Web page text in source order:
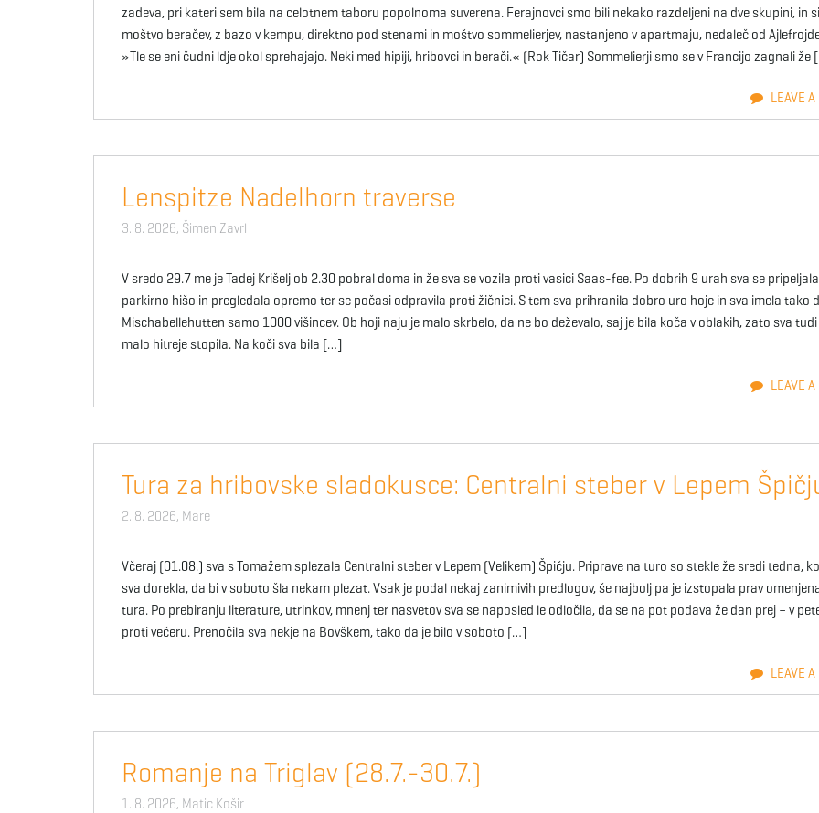
zadeva, pri kateri sem bila na celotnem taboru popolnoma suverena. Ferajnovci smo bili nekako razdeljeni na dve skupini, in
moštvo beračev, z bazo v kempu, direktno pod stenami in moštvo sommelierjev, nastanjeno v apartmaju, nedaleč od
»Tle se eni čudni ldje okol sprehajajo. Neki med hipiji, hribovci in berači.« (Rok Tičar) Sommelierji smo se v Francijo zagnali že
LEAVE A
Lenspitze Nadelhorn traverse
3. 8. 2026, Šimen Zavrl
V sredo 29.7 me je Tadej Krišelj ob 2.30 pobral doma in že sva se vozila proti vasici Saas-fee. Po dobrih 9 urah sva se
parkirno hišo in pregledala opremo ter se počasi odpravila proti žičnici. S tem sva prihranila dobro uro hoje in sva imela tako
Mischabellehutten samo 1000 višincev. Ob hoji naju je malo skrbelo, da ne bo deževalo, saj je bila koča v oblakih, zato sva tudi
malo hitreje stopila. Na koči sva bila […]
LEAVE A
Tura za hribovske sladokusce: Centralni steber v Lepem
2. 8. 2026, Mare
Včeraj (01.08.) sva s Tomažem splezala Centralni steber v Lepem (Velikem) Špičju. Priprave na turo so stekle že sredi tedna, ko
sva dorekla, da bi v soboto šla nekam plezat. Vsak je podal nekaj zanimivih predlogov, še najbolj pa je izstopala prav
tura. Po prebiranju literature, utrinkov, mnenj ter nasvetov sva se naposled le odločila, da se na pot podava že dan prej – v
proti večeru. Prenočila sva nekje na Bovškem, tako da je bilo v soboto […]
LEAVE A
Romanje na Triglav (28.7.-30.7.)
1. 8. 2026, Matic Košir